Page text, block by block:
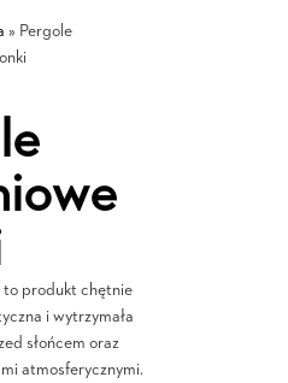
» Pergole
to produkt chętnie
i wytrzymała
słońcem oraz
atmosferycznymi.